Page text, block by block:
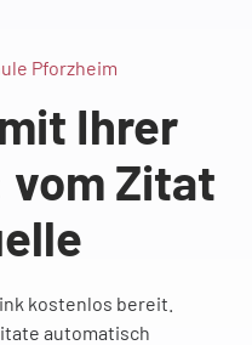
Pforzheim
Ihrer
vom Zitat
kostenlos bereit.
automatisch